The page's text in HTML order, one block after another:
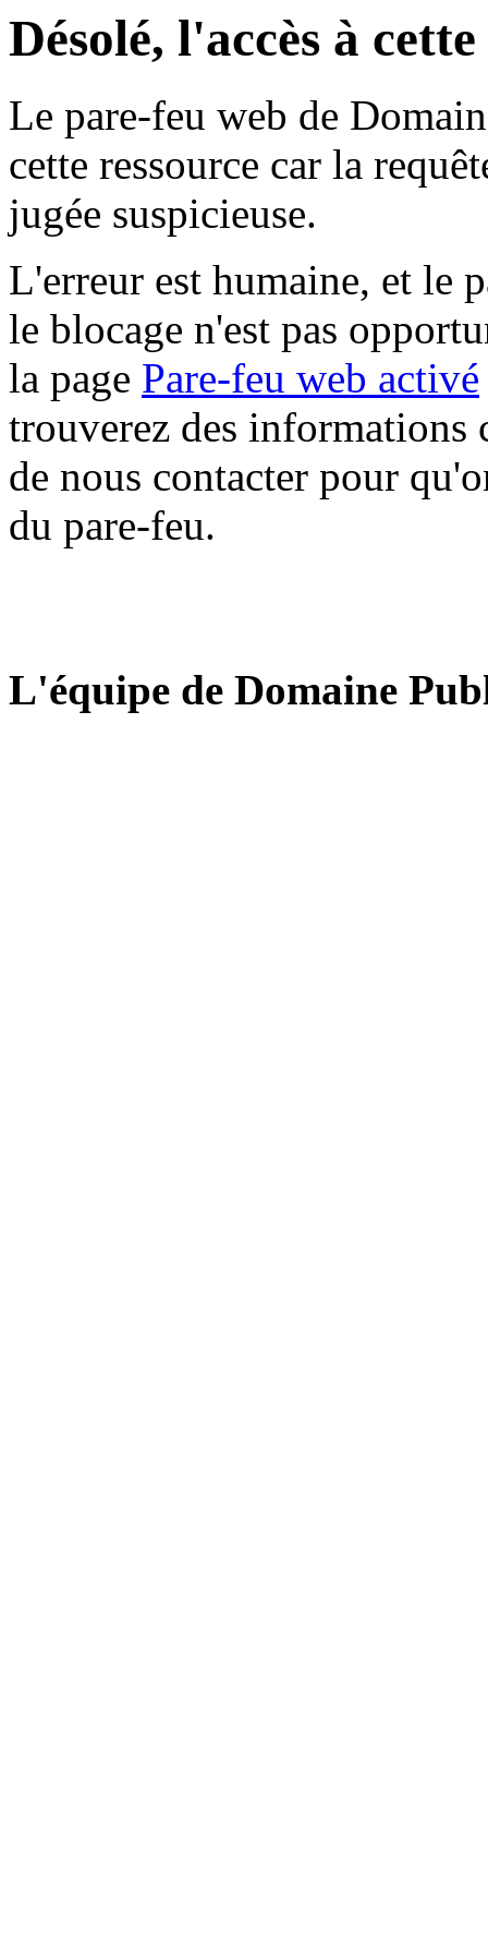
Désolé, l'accès à
Le pare-feu web de
cette ressource car la
jugée suspicieuse.
L'erreur est humaine, et le
le blocage n'est pas
la page Pare-feu web activé
trouverez des informations
de nous contacter pour
du pare-feu.
L'équipe de Domaine